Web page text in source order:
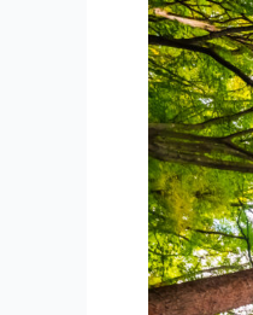
partir
de
Biomasa